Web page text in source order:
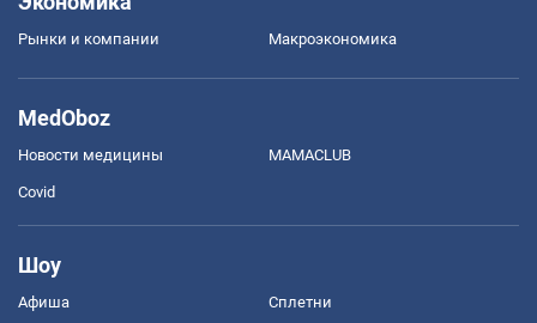
Рынки и компании Mакроэкономика
MedOboz
Новости медицины MAMACLUB
Covid
Шоу
Афиша Сплетни